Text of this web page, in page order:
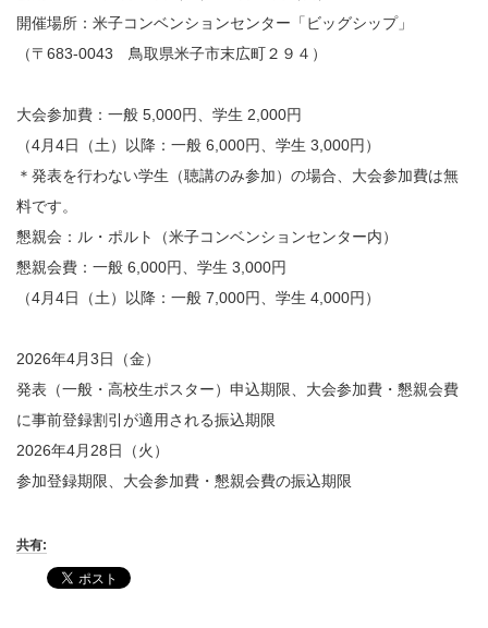
開催場所：米子コンベンションセンター「ビッグシップ」
（〒683-0043 鳥取県米子市末広町２９４）
大会参加費：一般 5,000円、学生 2,000円
（4月4日（土）以降：一般 6,000円、学生 3,000円）
＊発表を行わない学生（聴講のみ参加）の場合、大会参加費は無
料です。
懇親会：ル・ポルト（米子コンベンションセンター内）
懇親会費：一般 6,000円、学生 3,000円
（4月4日（土）以降：一般 7,000円、学生 4,000円）
2026年4月3日（金）
発表（一般・高校生ポスター）申込期限、大会参加費・懇親会費
に事前登録割引が適用される振込期限
2026年4月28日（火）
参加登録期限、大会参加費・懇親会費の振込期限
共有: